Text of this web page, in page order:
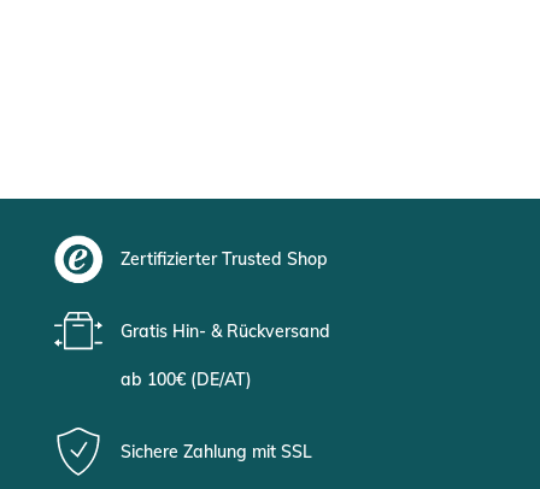
Zertifizierter Trusted Shop
Gratis Hin- & Rückversand
ab 100€ (DE/AT)
Sichere Zahlung mit SSL